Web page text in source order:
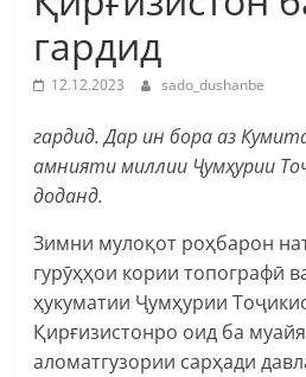
гардид
12.12.2023 sado_dushanbe
гардид. Дар ин бора аз
амнияти миллии Ҷумҳурии
доданд.
Зимни мулоқот роҳбарон
гурӯҳҳои кории топографӣ
ҳукуматии Ҷумҳурии
Қирғизистонро оид ба
аломатгузории сарҳади